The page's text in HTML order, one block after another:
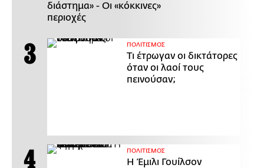
διάστημα» - Οι «κόκκινες»
περιοχές
ΠΟΛΙΤΙΣΜΟΣ
Τι έτρωγαν οι δικτάτορες
όταν οι λαοί τους
πεινούσαν;
ΠΟΛΙΤΙΣΜΟΣ
Η Έμιλι Γουίλσον